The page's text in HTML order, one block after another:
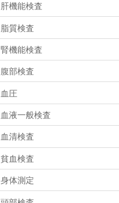
肝機能検査
脂質検査
腎機能検査
腹部検査
血圧
血液一般検査
血清検査
貧血検査
身体測定